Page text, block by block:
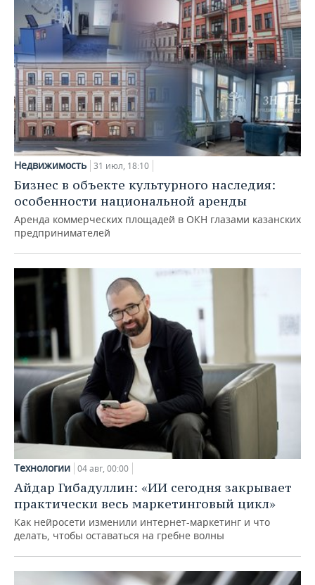
Недвижимость 31 июл, 18:10
Бизнес в объекте культурного наследия:
особенности национальной аренды
Аренда коммерческих площадей в ОКН глазами казанских
предпринимателей
Технологии 04 авг, 00:00
Айдар Гибадуллин: «ИИ сегодня закрывает
практически весь маркетинговый цикл»
Как нейросети изменили интернет-маркетинг и что
делать, чтобы оставаться на гребне волны